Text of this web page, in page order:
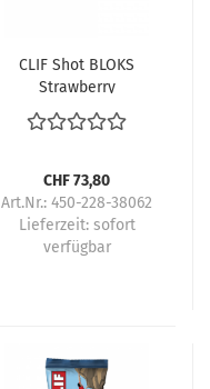
CLIF Shot BLOKS
Strawberry
CHF 73,80
Art.Nr.: 450-228-38062
Lieferzeit: sofort
verfügbar